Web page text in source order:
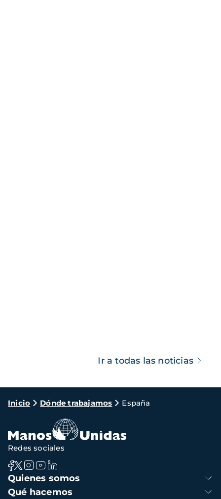
Ir a todas las noticias
Ruta
navegación
Inicio Dónde trabajamos España
Navegación
principal
Quienes somos
Qué hacemos
Redes sociales